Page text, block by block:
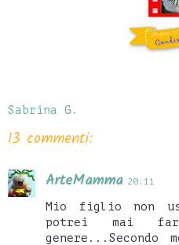
Sabrina G.
13 commenti:
ArteMamma 20:11
Mio figlio non
potrei mai